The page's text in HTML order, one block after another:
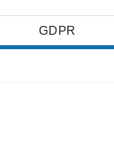
GDPR